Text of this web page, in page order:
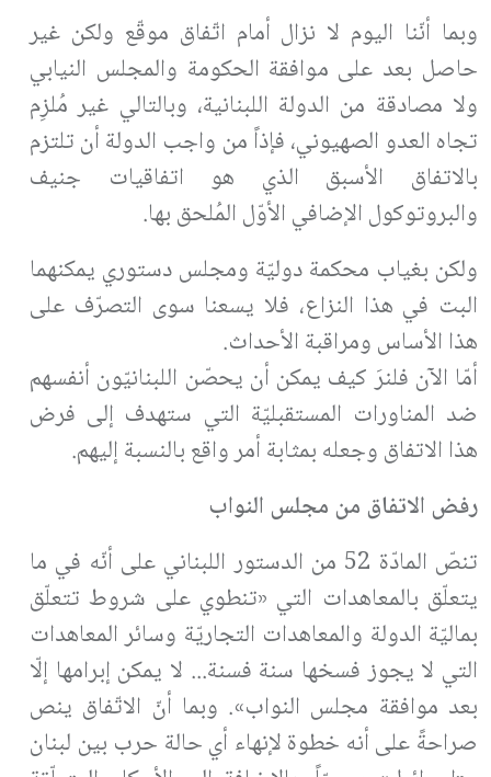
وبما أنّنا اليوم لا نزال أمام اتّفاق موقّع ولكن غير
حاصل بعد على موافقة الحكومة والمجلس النيابي
ولا مصادقة من الدولة اللبنانية، وبالتالي غير مُلزِم
تجاه العدو الصهيوني، فإذاً من واجب الدولة أن تلتزم
بالاتفاق الأسبق الذي هو اتفاقيات جنيف
والبروتوكول الإضافي الأوّل المُلحق بها.
ولكن بغياب محكمة دوليّة ومجلس دستوري يمكنهما
البت في هذا النزاع، فلا يسعنا سوى التصرّف على
هذا الأساس ومراقبة الأحداث.
أمّا الآن فلنرَ كيف يمكن أن يحصّن اللبنانيّون أنفسهم
ضد المناورات المستقبليّة التي ستهدف إلى فرض
هذا الاتفاق وجعله بمثابة أمر واقع بالنسبة إليهم.
رفض الاتفاق من مجلس النواب
تنصّ المادّة 52 من الدستور اللبناني على أنّه في ما
يتعلّق بالمعاهدات التي «تنطوي على شروط تتعلّق
بماليّة الدولة والمعاهدات التجاريّة وسائر المعاهدات
التي لا يجوز فسخها سنة فسنة... لا يمكن إبرامها إلّا
بعد موافقة مجلس النواب». وبما أنّ الاتّفاق ينص
صراحةً على أنه خطوة لإنهاء أي حالة حرب بين لبنان